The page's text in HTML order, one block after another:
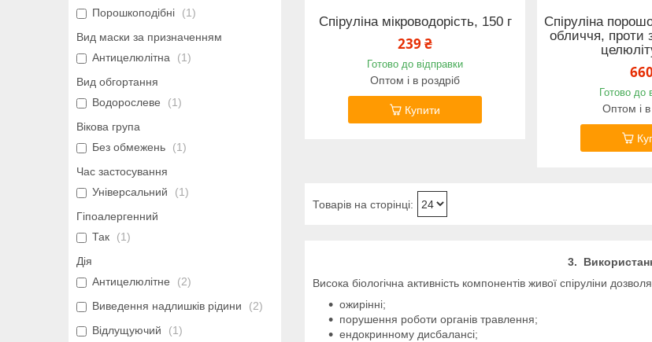
Спіруліна мікроводорість, 150 г
239 ₴
Готово до відправки
Оптом і в роздріб
Купити
Спіруліна
обличчя, проти
Готово до
Оптом і в
3.
Висока біологічна активність компонентів живої спіруліни
ожирінні;
порушення роботи органів травлення;
ендокринному дисбалансі;
Порошкоподібні
1
Вид маски за призначенням
Антицелюлітна
1
Вид обгортання
Водорослеве
1
Вікова група
Без обмежень
1
Час застосування
Універсальний
1
Гіпоалергенний
Так
1
Дія
Антицелюлітне
2
Виведення надлишків рідини
2
Відлущуючий
1